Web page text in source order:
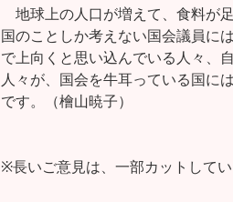
地球上の人口が増えて、食料が
国のことしか考えない国会議員に
で上向くと思い込んでいる人々、
人々が、国会を牛耳っている国に
です。（檜山暁子）
※長いご意見は、一部カットして